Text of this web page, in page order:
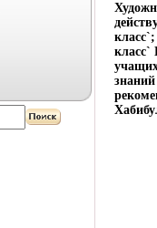
класс`